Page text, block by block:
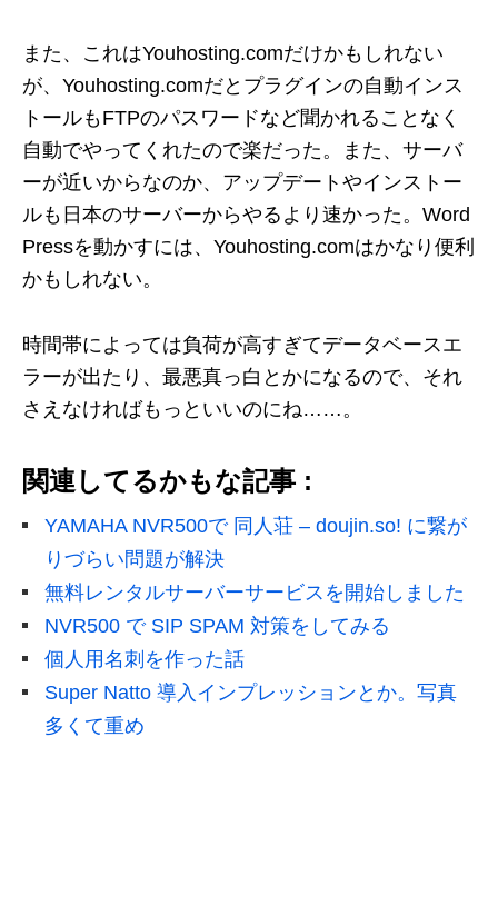
また、これはYouhosting.comだけかもしれない
が、Youhosting.comだとプラグインの自動インス
トールもFTPのパスワードなど聞かれることなく
自動でやってくれたので楽だった。また、サーバ
ーが近いからなのか、アップデートやインストー
ルも日本のサーバーからやるより速かった。Word
Pressを動かすには、Youhosting.comはかなり便利
かもしれない。
時間帯によっては負荷が高すぎてデータベースエ
ラーが出たり、最悪真っ白とかになるので、それ
さえなければもっといいのにね……。
関連してるかもな記事 :
YAMAHA NVR500で 同人荘 – doujin.so! に繋が
りづらい問題が解決
無料レンタルサーバーサービスを開始しました
NVR500 で SIP SPAM 対策をしてみる
個人用名刺を作った話
Super Natto 導入インプレッションとか。写真
多くて重め